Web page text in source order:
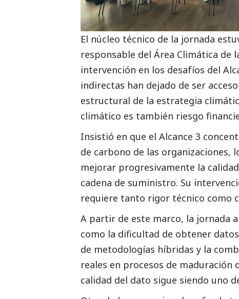
El núcleo técnico de la jornada
responsable del Área Climática de
intervención en los desafíos del
indirectas han dejado de ser
estructural de la estrategia
climático es también riesgo
Insistió en que el Alcance 3
de carbono de las organizaciones,
mejorar progresivamente la
cadena de suministro. Su
requiere tanto rigor técnico como
A partir de este marco, la jornada
como la dificultad de obtener
de metodologías híbridas y la
reales en procesos de
calidad del dato sigue siendo uno